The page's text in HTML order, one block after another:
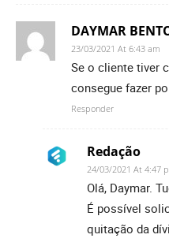
DAYMAR
23/03/2021 At 6:43 am
Se o cliente tiver
consegue fazer
Responder
Redação
24/03/2021 At 4:47
Olá, Daymar.
É possível
quitação da